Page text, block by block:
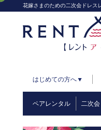
花嫁さまのための二次会ドレス
はじめての方へ▼
ペアレンタル 二次